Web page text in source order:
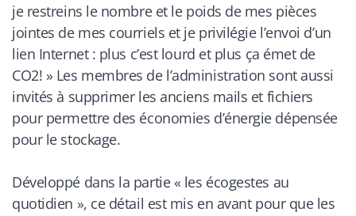
je restreins le nombre et le poids de mes pièces
jointes de mes courriels et je privilégie l’envoi d’un
lien Internet : plus c’est lourd et plus ça émet de
CO2! » Les membres de l’administration sont aussi
invités à supprimer les anciens mails et fichiers
pour permettre des économies d’énergie dépensée
pour le stockage.
Développé dans la partie « les écogestes au
quotidien », ce détail est mis en avant pour que les